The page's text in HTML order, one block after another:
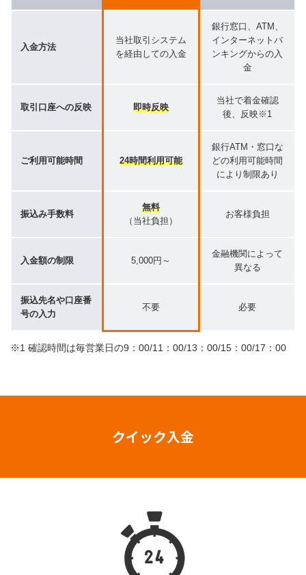
入金方法
当社取引システム
を経由しての入金
銀行窓口、ATM、
インターネットバ
ンキングからの入
金
取引口座への反映 即時反映
当社で着金確認
後、反映 ※1
ご利用可能時間 24時間利用可能
銀行ATM・窓口な
どの利用可能時間
により制限あり
振込み手数料
無料
（当社負担）
お客様負担
入金額の制限 5,000円～
金融機関によって
異なる
振込先名や口座番
号の入力
不要 必要
※1 確認時間は毎営業日の9：00/11：00/13：00/15：00/17：00
クイック入金